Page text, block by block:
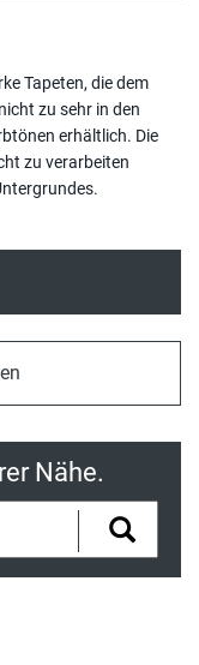
Tapeten, die dem
zu sehr in den
erhältlich. Die
zu verarbeiten
Nähe.